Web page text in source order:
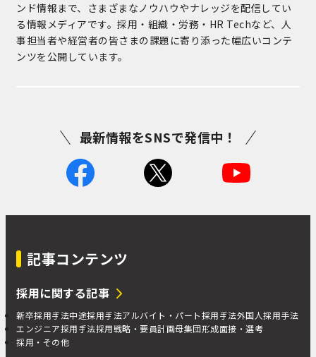
ンド情報まで、さまざまなノウハウやナレッジを配信してい
る情報メディアです。採用・組織・労務・HR Techなど、人
事担当者や経営者の皆さまの課題に寄り添った幅広いコンテ
ンツを公開しています。
最新情報をSNSで発信中！
記事コンテンツ
採用に関する記事
新卒採用手法中途採用手法アルバイト・パート採用手法外国人採用手法
エンジニア採用手法採用戦略・要員計画母集団形成面接・選考
採用・その他